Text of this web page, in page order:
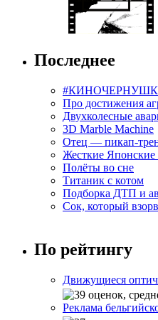
Последнее
Про достижения
Двухколесные
3D Marble Machine
Отец — пикап-
Жесткие Японские
Полёты во сне
Титаник с котом
Подборка ДТП и
Сок, который
По рейтингу
Движущиеся
Реклама